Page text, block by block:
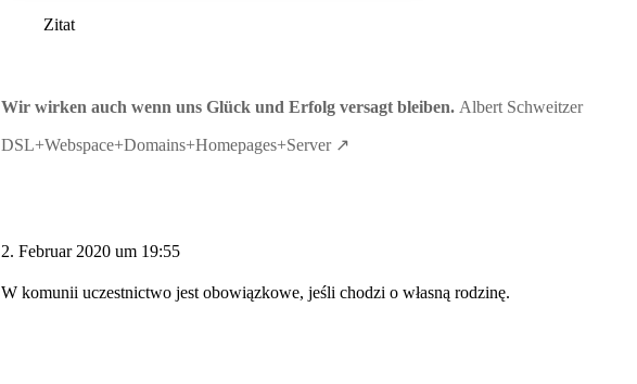
Zitat
Wir wirken auch wenn uns Glück und Erfolg versagt bleiben. Albert Schweitzer
DSL+Webspace+Domains+Homepages+Server
2. Februar 2020 um 19:55
W komunii uczestnictwo jest obowiązkowe, jeśli chodzi o własną rodzinę.